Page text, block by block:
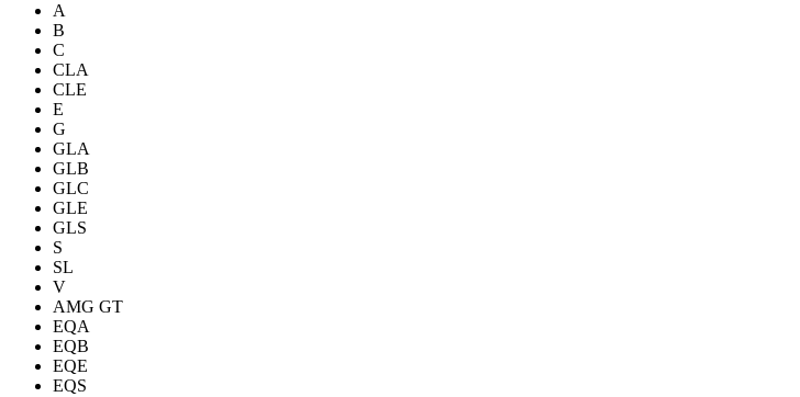
A
B
C
CLA
CLE
E
G
GLA
GLB
GLC
GLE
GLS
S
SL
V
AMG GT
EQA
EQB
EQE
EQS